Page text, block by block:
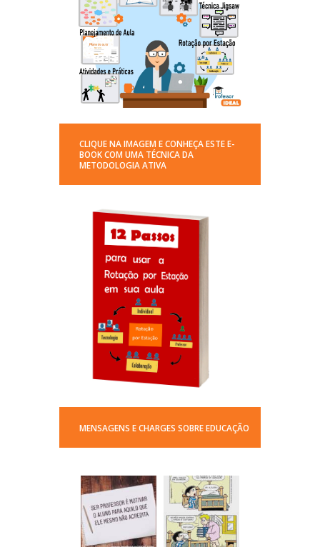
CLIQUE NA IMAGEM E CONHEÇA ESTE E-
BOOK COM UMA TÉCNICA DA
METODOLOGIA ATIVA
MENSAGENS E CHARGES SOBRE EDUCAÇÃO